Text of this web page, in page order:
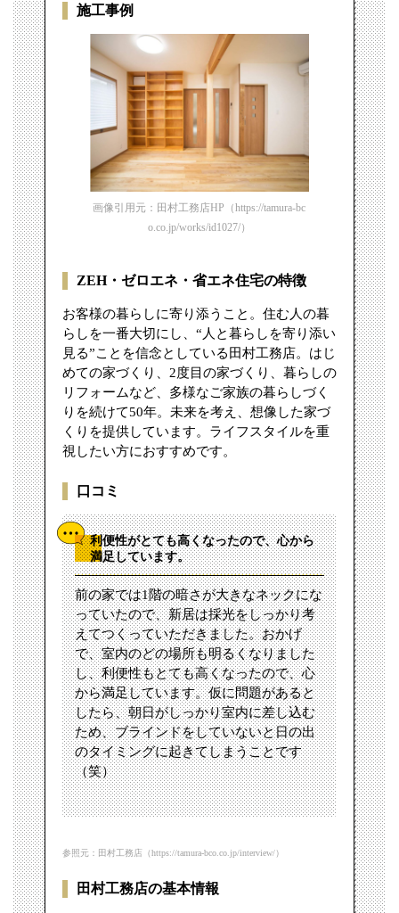
施工事例
画像引用元：田村工務店HP（https://tamura-bc
o.co.jp/works/id1027/）
ZEH・ゼロエネ・省エネ住宅の特徴
お客様の暮らしに寄り添うこと。住む人の暮
らしを一番大切にし、“人と暮らしを寄り添い
見る”ことを信念としている田村工務店。はじ
めての家づくり、2度目の家づくり、暮らしの
リフォームなど、多様なご家族の暮らしづく
りを続けて50年。未来を考え、想像した家づ
くりを提供しています。ライフスタイルを重
視したい方におすすめです。
口コミ
利便性がとても高くなったので、心から
満足しています。
前の家では1階の暗さが大きなネックにな
っていたので、新居は採光をしっかり考
えてつくっていただきました。おかげ
で、室内のどの場所も明るくなりました
し、利便性もとても高くなったので、心
から満足しています。仮に問題があると
したら、朝日がしっかり室内に差し込む
ため、ブラインドをしていないと日の出
のタイミングに起きてしまうことです
（笑）
参照元：田村工務店（https://tamura-bco.co.jp/interview/）
田村工務店の基本情報